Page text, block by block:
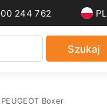
244 762 PL
Szukaj
Boxer